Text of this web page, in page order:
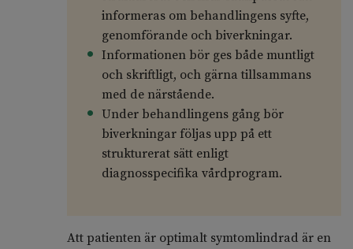
informeras om behandlingens syfte,
genomförande och biverkningar.
Informationen bör ges både muntligt
och skriftligt, och gärna tillsammans
med de närstående.
Under behandlingens gång bör
biverkningar följas upp på ett
strukturerat sätt enligt
diagnosspecifika vårdprogram.
Att patienten är optimalt symtomlindrad är en